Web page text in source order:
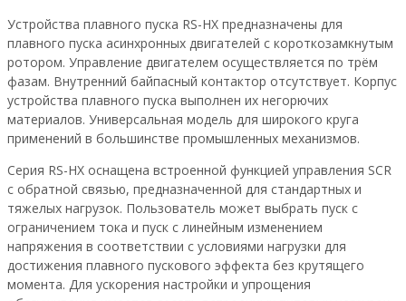
Устройства плавного пуска RS-HX предназначены для
плавного пуска асинхронных двигателей с короткозамкнутым
ротором. Управление двигателем осуществляется по трём
фазам. Внутренний байпасный контактор отсутствует. Корпус
устройства плавного пуска выполнен их негорючих
материалов. Универсальная модель для широкого круга
применений в большинстве промышленных механизмов.
Серия RS-HX оснащена встроенной функцией управления SCR
с обратной связью, предназначенной для стандартных и
тяжелых нагрузок. Пользователь может выбрать пуск с
ограничением тока и пуск с линейным изменением
напряжения в соответствии с условиями нагрузки для
достижения плавного пускового эффекта без крутящего
момента. Для ускорения настройки и упрощения